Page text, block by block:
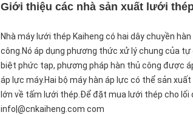
Giới thiệu các nhà sản xuất lưới
Nhà máy lưới thép Kaiheng có hai dây chuyền
công.Nó áp dụng phương thức xử lý chung của
biệt phức tạp, phương pháp hàn thủ công được
áp lực máy.Hai bộ máy hàn áp lực có thể sản
lớn về tấm lưới thép.Để đặt mua lưới thép cho lối
info|@cnkaiheng.com com